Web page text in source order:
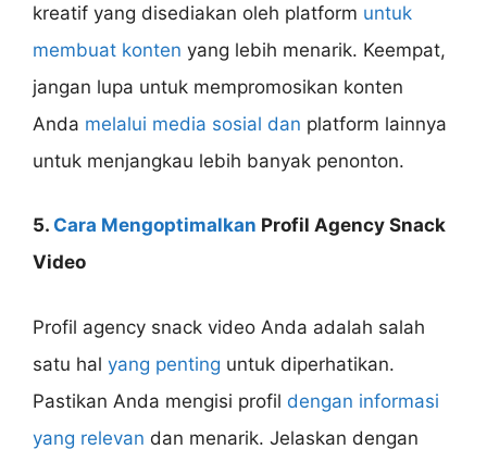
kreatif yang disediakan oleh platform untuk
membuat konten yang lebih menarik. Keempat,
jangan lupa untuk mempromosikan konten
Anda melalui media sosial dan platform lainnya
untuk menjangkau lebih banyak penonton.
5. Cara Mengoptimalkan Profil Agency Snack
Video
Profil agency snack video Anda adalah salah
satu hal yang penting untuk diperhatikan.
Pastikan Anda mengisi profil dengan informasi
yang relevan dan menarik. Jelaskan dengan